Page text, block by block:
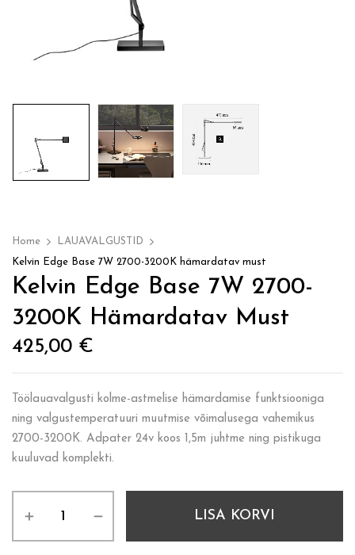
Home
LAUAVALGUSTID
Kelvin Edge Base 7W 2700-3200K hämardatav must
Kelvin Edge Base 7W 2700-
3200K Hämardatav Must
425,00 €
Töölauavalgusti kolme-astmelise hämardamise funktsiooniga
ning valgustemperatuuri muutmise võimalusega vahemikus
2700-3200K. Adpater 24v koos 1,5m juhtme ning pistikuga
kuuluvad komplekti.
LISA KORVI